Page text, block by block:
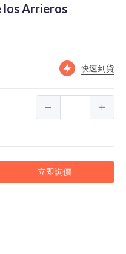
los Arrieros
快速到貨
立即詢價